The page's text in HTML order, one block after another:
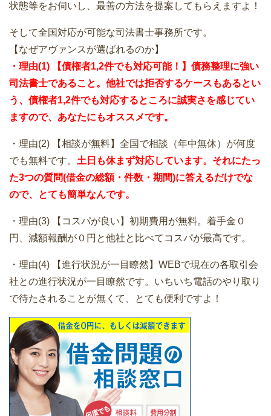
状態等をお伺いし、最善の方法を提案してもらえますよ！
そして全国対応が可能な司法書士事務所です。
【なぜアヴァンスが選ばれるのか】
・理由(1) 【債権者1,2件でも対応可能！】債務整理に強い
司法書士であること。他社では拒否するケースもあるとい
う、債権者1,2件でも対応するところに誠実さを感じてい
ますので、あなたにもオススメです。
・理由(2) 【相談が無料】全国で相談（年中無休）が何度
でも無料です。 土日も休まず対応しています。それにたっ
た3つの質問(借金の総額・件数・期間)に答えるだけでな
ので、とても簡単なんです。
・理由(3) 【コスパが良い】初期費用が無料。着手金０
円、減額報酬が０円と他社と比べてコスパが最高です。
・理由(4) 【進行状況が一目瞭然】WEBで現在の各取引会
社との進行状況が一目瞭然です。いちいち電話のやり取り
で待たされることが無くて、とても便利ですよ！